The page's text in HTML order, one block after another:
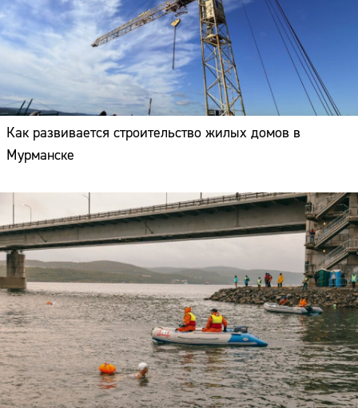
Как развивается строительство жилых домов в
Мурманске